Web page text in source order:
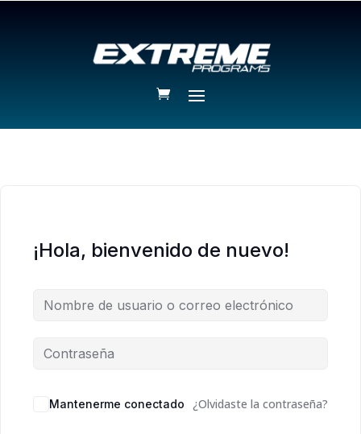
¡Hola, bienvenido de nuevo!
Mantenerme conectado ¿Olvidaste la contraseña?